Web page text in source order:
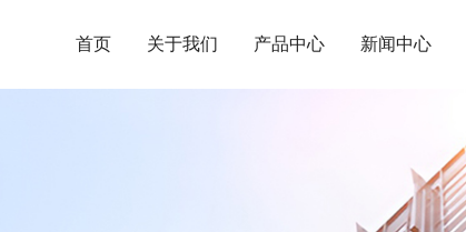
首页 关于我们 产品中心 新闻中心